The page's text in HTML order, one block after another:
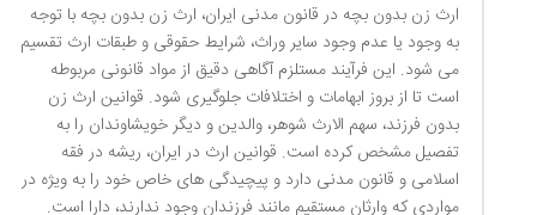
ارث زن بدون بچه در قانون مدنی ایران، ارث زن بدون بچه با توجه
به وجود یا عدم وجود سایر وراث، شرایط حقوقی و طبقات ارث تقسیم
می شود. این فرآیند مستلزم آگاهی دقیق از مواد قانونی مربوطه
است تا از بروز ابهامات و اختلافات جلوگیری شود. قوانین ارث زن
بدون فرزند، سهم الارث شوهر، والدین و دیگر خویشاوندان را به
تفصیل مشخص کرده است. قوانین ارث در ایران، ریشه در فقه
اسلامی و قانون مدنی دارد و پیچیدگی های خاص خود را به ویژه در
مواردی که وارثان مستقیم مانند فرزندان وجود ندارند، دارا است.